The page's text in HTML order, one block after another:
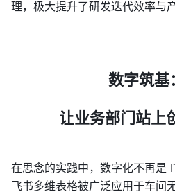
理，极大提升了研发迭代效率与
数字筑基：
让业务部门站上
在思念的实践中，数字化不再是
飞书多维表格被广泛应用于车间